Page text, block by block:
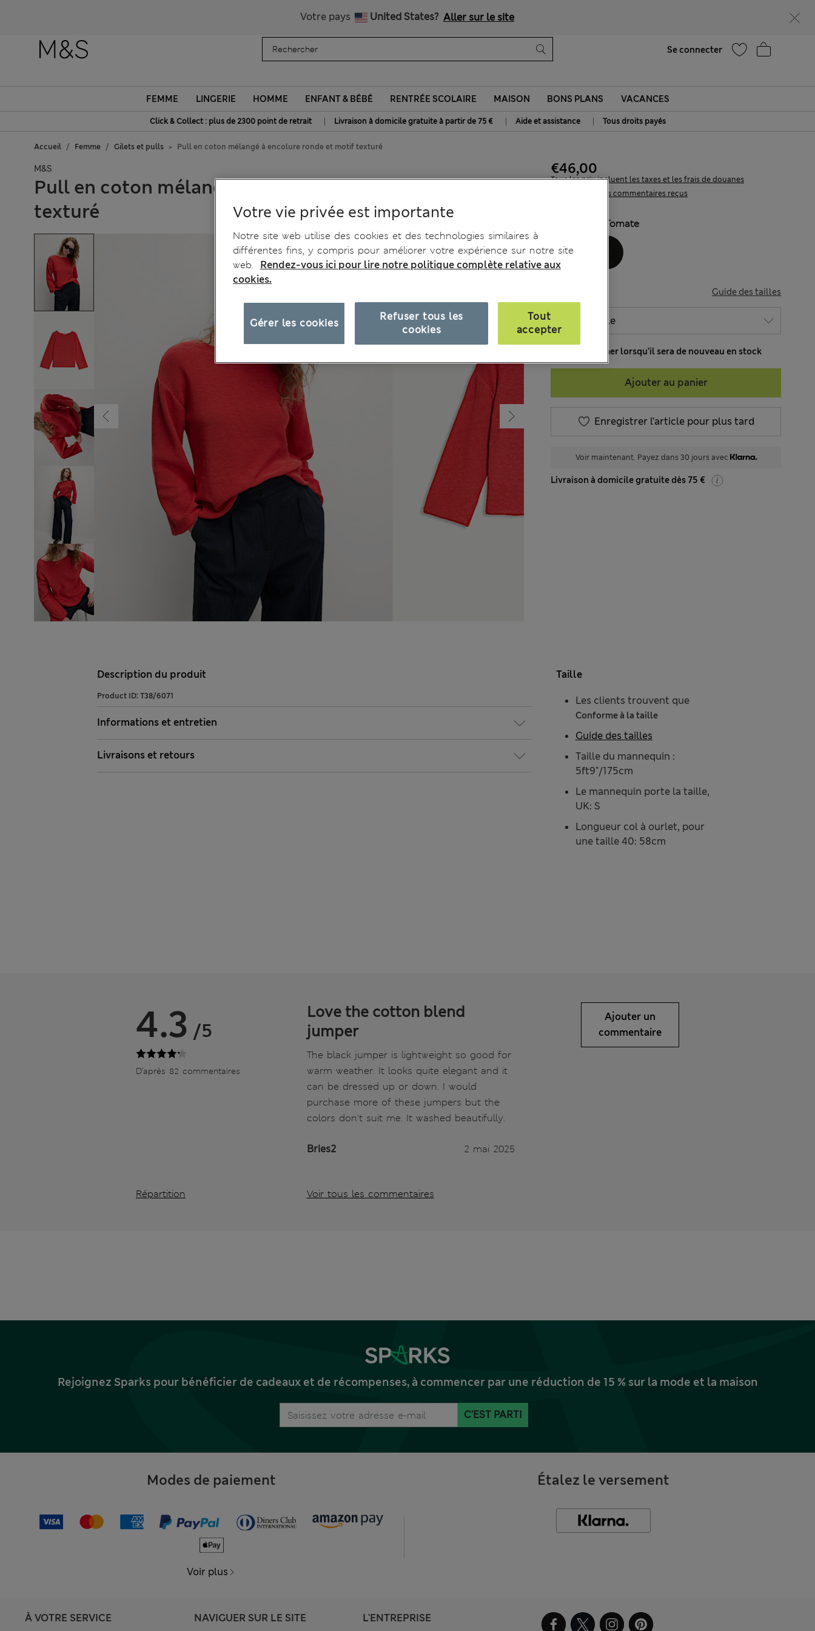
Votre pays United States? Aller sur le site
Se connecter
FEMME LINGERIE HOMME ENFANT & BÉBÉ RENTRÉE SCOLAIRE MAISON BONS PLANS VACANCES
Click & Collect : plus de 2300 point de retrait | Livraison à domicile gratuite à partir de 75 € | Aide et assistance | Tous droits payés
Accueil Femme Gilets et pulls Pull en coton mélangé à encolure ronde et motif texturé
M&S
Pull en coton mélangé à encolure ronde et motif
texturé
82 les commentaires reçus
€46,00
Tous les prix incluent les taxes et les frais de douanes
Tomate
Guide des tailles
M’informer lorsqu’il sera de nouveau en stock
Ajouter au panier
Enregistrer l’article pour plus tard
Voir maintenant. Payez dans 30 jours avec
Livraison à domicile gratuite dès 75 €
Description du produit
Product ID: T38/6071
Informations et entretien
Livraisons et retours
Taille
Les clients trouvent que
Conforme à la taille
Taille du mannequin :
5ft9"/175cm
Le mannequin porte la taille,
UK: S
Longueur col à ourlet, pour
une taille 40: 58cm
Guide des tailles
4.3 /5
D’après 82 commentaires
Répartition
Love the cotton blend
jumper
The black jumper is lightweight so good for
warm weather. It looks quite elegant and it
can be dressed up or down. I would
purchase more of these jumpers but the
colors don't suit me. It washed beautifully.
Bries2 2 mai 2025
Voir tous les commentaires
Ajouter un
commentaire
Rejoignez Sparks pour bénéficier de cadeaux et de récompenses, à commencer par une réduction de 15 % sur la mode et la maison
C'EST PARTI
Modes de paiement
Voir plus
Étalez le versement
À VOTRE SERVICE NAVIGUER SUR LE SITE L'ENTREPRISE
Votre vie privée est importante
Notre site web utilise des cookies et des technologies similaires à
différentes fins, y compris pour améliorer votre expérience sur notre site
web.
Rendez-vous ici pour lire notre politique complète relative aux
cookies.
Refuser tous les
cookies
Tout
accepter
Gérer les cookies